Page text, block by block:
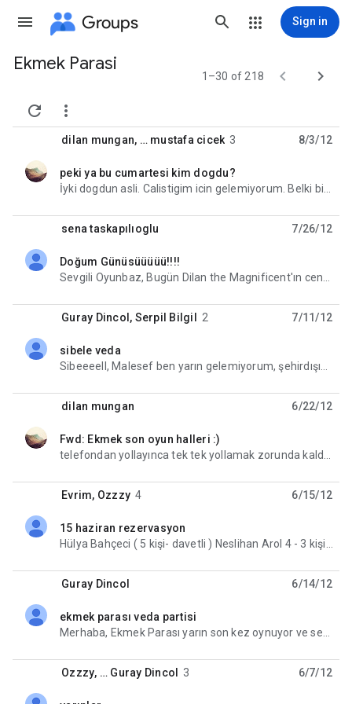
Groups Sign in
Group
Ekmek Parasi
1–30 of 218 



dilan mungan, … mustafa cicek 3 8/3/12
peki ya bu cumartesi kim dogdu?
unread,
sena taskapılıoglu 7/26/12
Doğum Günüsüüüüü!!!!
unread,
Guray Dincol, Serpil Bilgil 2 7/11/12
sibele veda
unread,
dilan mungan 6/22/12
Fwd: Ekmek son oyun halleri :)
unread,
Evrim, Ozzzy 4 6/15/12
15 haziran rezervasyon
unread,
Guray Dincol 6/14/12
ekmek parası veda partisi
unread,
Ozzzy, … Guray Dincol 3 6/7/12